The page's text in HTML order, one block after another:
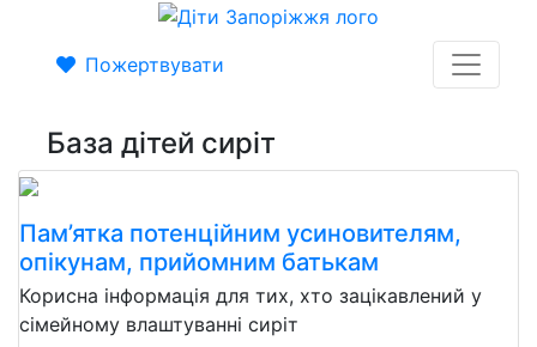
Пожертвувати
База дітей сиріт
Пам’ятка потенційним усиновителям,
опікунам, прийомним батькам
Корисна інформація для тих, хто зацікавлений у
сімейному влаштуванні сиріт